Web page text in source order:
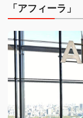
「アフィーラ」